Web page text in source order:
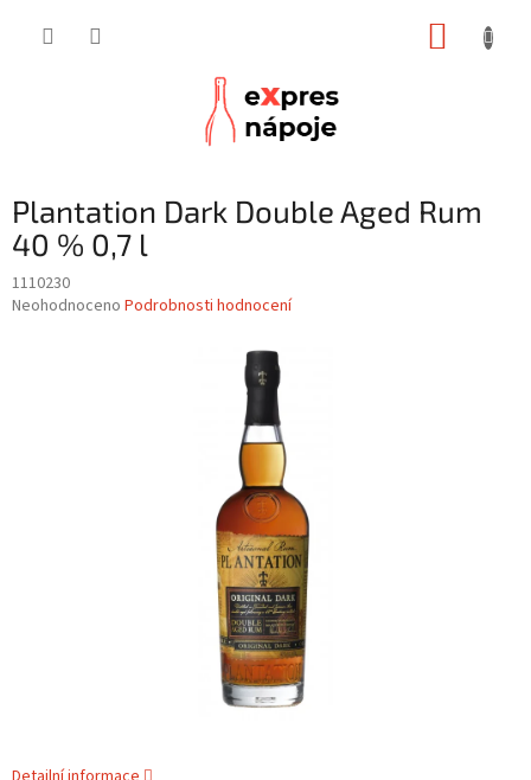
Plantation Dark Double Aged Rum
40 % 0,7 l
1110230
Průměrné
Neohodnoceno Podrobnosti hodnocení